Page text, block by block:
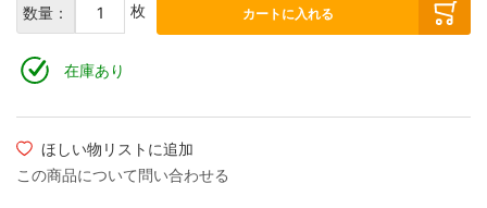
数量： 枚 カートに入れる
在庫あり
ほしい物リストに追加
この商品について問い合わせる